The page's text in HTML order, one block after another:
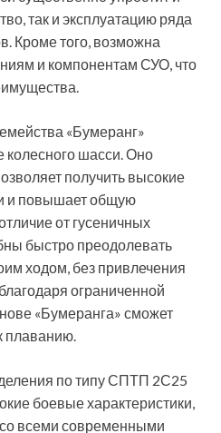
так и эксплуатацию ряда
Кроме того, возможна
и компонентам СУО, что
«Бумеранг»
колесного шасси. Оно
получить высокие
и повышает общую
от гусеничных
быстро преодолевать
ходом, без привлечения
ограниченной
«Бумеранга» сможет
плаванию.
по типу СПТП 2С25
боевые характеристики,
всеми современными